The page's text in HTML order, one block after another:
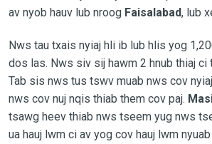
av nyob hauv lub nroog Faisalabad, lub
Nws tau txais nyiaj hli ib lub hlis yog
dos las. Nws siv sij hawm 2 hnub thiaj ci
Tab sis nws tus tswv muab nws cov
nws cov nuj nqis thiab them cov paj.
tsawg heev thiab nws tseem yug nws
ua hauj lwm ci av yog cov hauj lwm